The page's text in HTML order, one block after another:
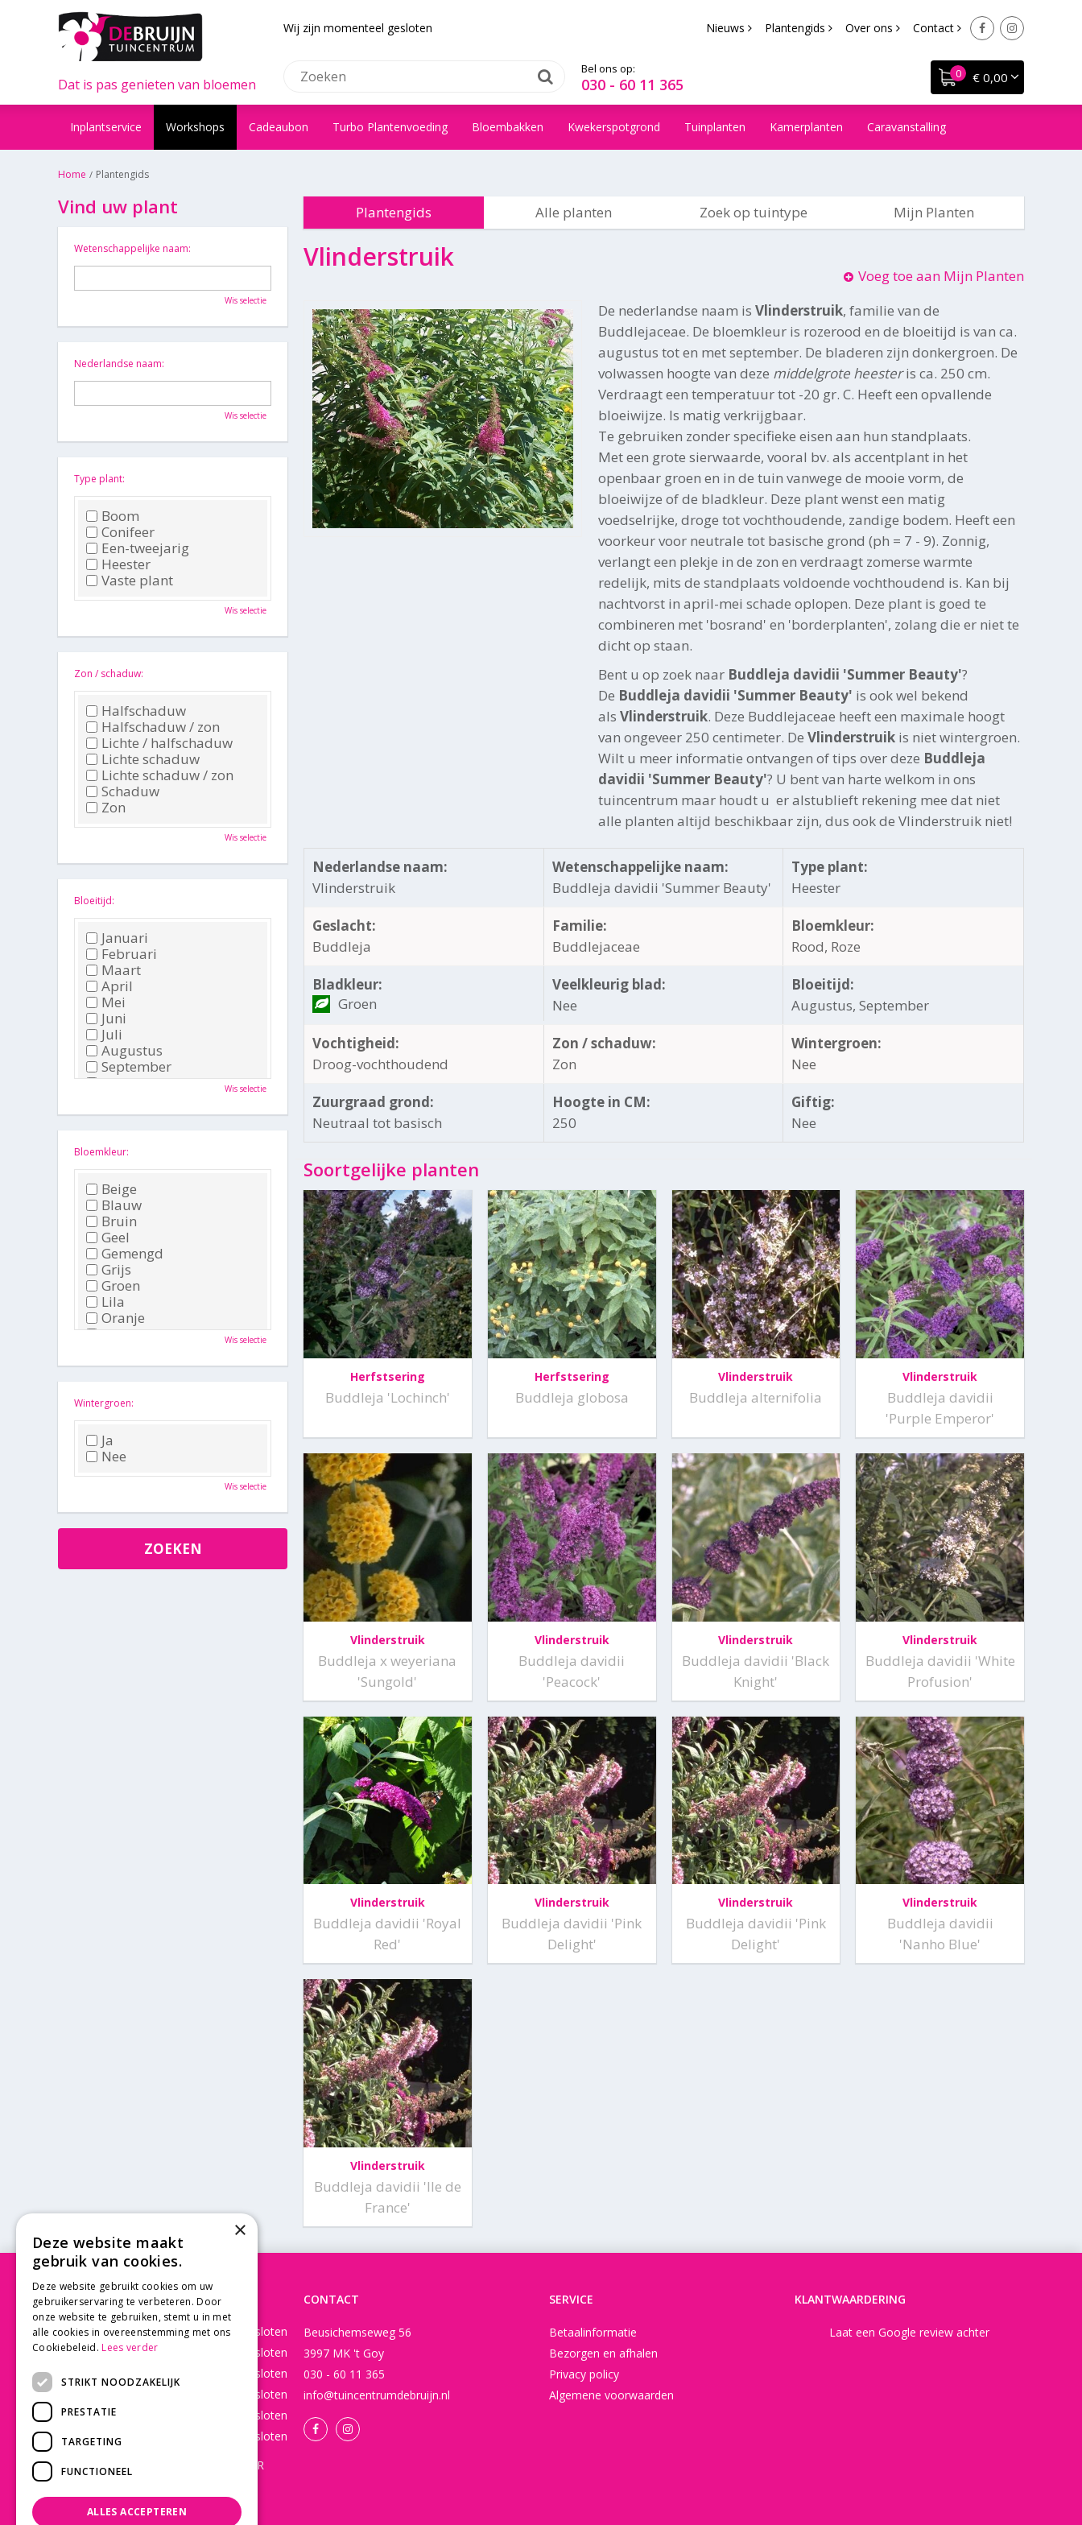
Home Plantengids
Wij zijn momenteel gesloten
Dat is pas genieten van bloemen
Nieuws Plantengids Over ons Contact
€ 0,00
Bel ons op:
030 - 60 11 365
Inplantservice Workshops Cadeaubon Turbo Plantenvoeding Bloembakken Kwekerspotgrond Tuinplanten Kamerplanten Caravanstalling
Plantengids Alle planten Zoek op tuintype Mijn Planten
Vlinderstruik
Voeg toe aan Mijn Planten
De nederlandse naam is Vlinderstruik, familie van de
Buddlejaceae. De bloemkleur is rozerood en de bloeitijd is van ca.
augustus tot en met september. De bladeren zijn donkergroen. De
volwassen hoogte van deze middelgrote heesteris ca. 250 cm.
Verdraagt een temperatuur tot -20 gr. C. Heeft een opvallende
bloeiwijze. Is matig verkrijgbaar.
Te gebruiken zonder specifieke eisen aan hun standplaats.
Met een grote sierwaarde, vooral bv. als accentplant in het
openbaar groen en in de tuin vanwege de mooie vorm, de
bloeiwijze of de bladkleur. Deze plant wenst een matig
voedselrijke, droge tot vochthoudende, zandige bodem. Heeft een
voorkeur voor neutrale tot basische grond (ph = 7 - 9). Zonnig,
verlangt een plekje in de zon en verdraagt zomerse warmte
redelijk, mits de standplaats voldoende vochthoudend is. Kan bij
nachtvorst in april-mei schade oplopen. Deze plant is goed te
combineren met 'bosrand' en 'borderplanten', zolang die er niet te
dicht op staan.
Bent u op zoek naar Buddleja davidii 'Summer Beauty'?
De Buddleja davidii 'Summer Beauty' is ook wel bekend
als Vlinderstruik. Deze Buddlejaceae heeft een maximale hoogt
van ongeveer 250 centimeter. De Vlinderstruik is niet wintergroen.
Wilt u meer informatie ontvangen of tips over deze Buddleja
davidii 'Summer Beauty'? U bent van harte welkom in ons
tuincentrum maar houdt u er alstublieft rekening mee dat niet
alle planten altijd beschikbaar zijn, dus ook de Vlinderstruik niet!
Nederlandse naam:
Vlinderstruik
Wetenschappelijke naam:
Buddleja davidii 'Summer Beauty'
Type plant:
Heester
Geslacht:
Buddleja
Familie:
Buddlejaceae
Bloemkleur:
Rood, Roze
Bladkleur:
Groen
Veelkleurig blad:
Nee
Bloeitijd:
Augustus, September
Vochtigheid:
Droog-vochthoudend
Zon / schaduw:
Zon
Wintergroen:
Nee
Zuurgraad grond:
Neutraal tot basisch
Hoogte in CM:
250
Giftig:
Nee
Soortgelijke planten
Herfstsering
Buddleja 'Lochinch'
Herfstsering
Buddleja globosa
Vlinderstruik
Buddleja alternifolia
Vlinderstruik
Buddleja davidii
'Purple Emperor'
Vlinderstruik
Buddleja x weyeriana
'Sungold'
Vlinderstruik
Buddleja davidii
'Peacock'
Vlinderstruik
Buddleja davidii 'Black
Knight'
Vlinderstruik
Buddleja davidii 'White
Profusion'
Vlinderstruik
Buddleja davidii 'Royal
Red'
Vlinderstruik
Buddleja davidii 'Pink
Delight'
Vlinderstruik
Buddleja davidii 'Pink
Delight'
Vlinderstruik
Buddleja davidii
'Nanho Blue'
Vlinderstruik
Buddleja davidii 'Ile de
France'
Vind uw plant
Wetenschappelijke naam:
Wis selectie
Nederlandse naam:
Wis selectie
Type plant:
Boom
Conifeer
Een-tweejarig
Heester
Vaste plant
Wis selectie
Zon / schaduw:
Halfschaduw
Halfschaduw / zon
Lichte / halfschaduw
Lichte schaduw
Lichte schaduw / zon
Schaduw
Zon
Wis selectie
Bloeitijd:
Januari
Februari
Maart
April
Mei
Juni
Juli
Augustus
September
Oktober
December
Wis selectie
Bloemkleur:
Beige
Blauw
Bruin
Geel
Gemengd
Grijs
Groen
Lila
Oranje
Paars
Roze
Zwart
Wis selectie
Wintergroen:
Ja
Nee
Wis selectie
OPENINGSTIJDEN
Maandag
Gesloten
Dinsdag
Gesloten
Gesloten
Gesloten
Vrijdag
Gesloten
Zaterdag
Gesloten
WEBSHOP OPEN 24/7 365 DAGEN PER
DAGELIJKS VERZONDEN!
CONTACT
Beusichemseweg 56
3997 MK 't Goy
030 - 60 11 365
info@tuincentrumdebruijn.nl
SERVICE
Betaalinformatie
Bezorgen en afhalen
Privacy policy
Algemene voorwaarden
KLANTWAARDERING
Laat een Google review achter
×
Deze website maakt
gebruik van cookies.
Deze website gebruikt cookies om uw
gebruikerservaring te verbeteren. Door
onze website te gebruiken, stemt u in met
alle cookies in overeenstemming met ons
Cookiebeleid. Lees verder
STRIKT NOODZAKELIJK
PRESTATIE
TARGETING
FUNCTIONEEL
ALLES ACCEPTEREN